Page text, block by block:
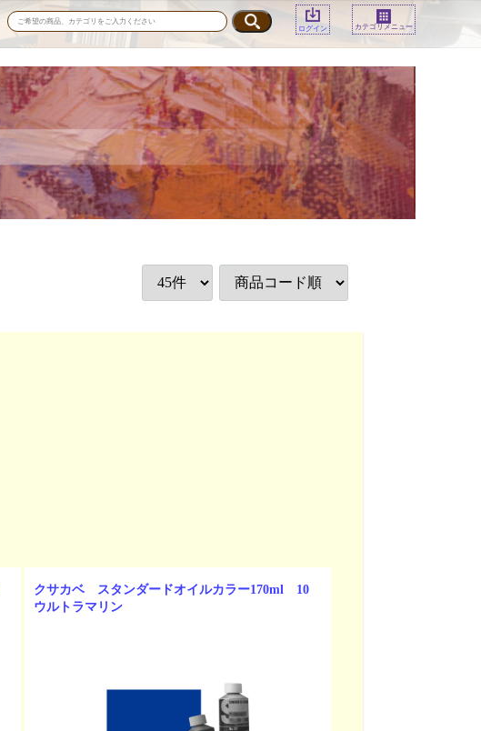
ログイン カテゴリメニュー
クサカベ スタンダードオイルカラー170ml 10
ウルトラマリン